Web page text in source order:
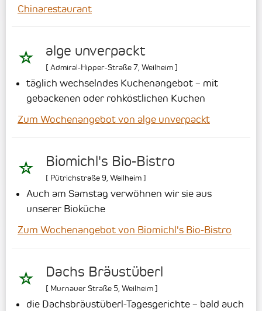
Chinarestaurant
alge unverpackt
[ Admiral-Hipper-Straße 7 Weilheim]
täglich wechselndes Kuchenangebot – mit
gebackenen oder rohköstlichen Kuchen
Zum Wochenangebot von alge unverpackt
Biomichl's Bio-Bistro
[ Pütrichstraße 9 Weilheim]
Auch am Samstag verwöhnen wir sie aus
unserer Bioküche
Zum Wochenangebot von Biomichl's Bio-Bistro
Dachs Bräustüberl
[ Murnauer Straße 5,Weilheim]
die Dachsbräustüberl-Tagesgerichte – bald auch